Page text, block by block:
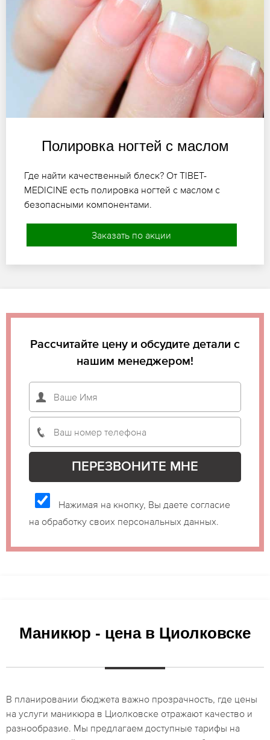
Полировка ногтей с маслом
Где найти качественный блеск? От TIBET-
MEDICINE есть полировка ногтей с маслом с
безопасными компонентами.
Заказать по акции
Рассчитайте цену и обсудите детали с
нашим менеджером!
Нажимая на кнопку, Вы даете согласие
на обработку своих персональных данных.
Маникюр - цена в Циолковске
В планировании бюджета важно прозрачность, где цены
на услуги маникюра в Циолковске отражают качество и
разнообразие. Мы предлагаем доступные тарифы на